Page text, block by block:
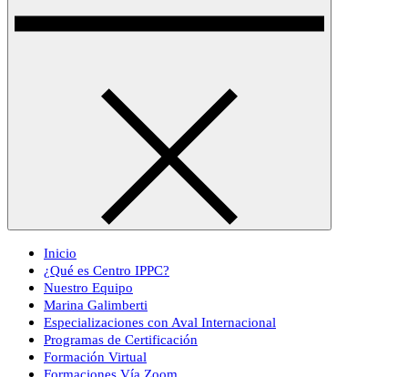
Inicio
¿Qué es Centro IPPC?
Nuestro Equipo
Marina Galimberti
Especializaciones con Aval Internacional
Programas de Certificación
Formación Virtual